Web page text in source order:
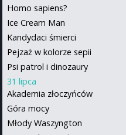
Homo sapiens?
Ice Cream Man
Kandydaci śmierci
Pejzaż w kolorze sepii
Psi patrol i dinozaury
31 lipca
Akademia złoczyńców
Góra mocy
Młody Waszyngton